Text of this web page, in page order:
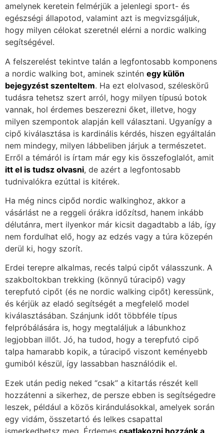
amelynek keretein felmérjük a jelenlegi sport- és
egészségi állapotod, valamint azt is megvizsgáljuk,
hogy milyen célokat szeretnél elérni a nordic walking
segítségével.
A felszerelést tekintve talán a legfontosabb komponens
a nordic walking bot, aminek szintén egy külön
bejegyzést szenteltem. Ha ezt elolvasod, széleskörű
tudásra tehetsz szert arról, hogy milyen típusú botok
vannak, hol érdemes beszerezni őket, illetve, hogy
milyen szempontok alapján kell választani. Ugyanígy a
cipő kiválasztása is kardinális kérdés, hiszen egyáltalán
nem mindegy, milyen lábbeliben járjuk a természetet.
Erről a témáról is írtam már egy kis összefoglalót, amit
itt el is tudsz olvasni, de azért a legfontosabb
tudnivalókra ezúttal is kitérek.
Ha még nincs cipőd nordic walkinghoz, akkor a
vásárlást ne a reggeli órákra időzítsd, hanem inkább
délutánra, mert ilyenkor már kicsit dagadtabb a láb, így
nem fordulhat elő, hogy az edzés vagy a túra közepén
derül ki, hogy szorít.
Erdei terepre alkalmas, recés talpú cipőt válasszunk. A
szakboltokban trekking (könnyű túracipő) vagy
terepfutó cipőt (és ne nordic walking cipőt) keressünk,
és kérjük az eladó segítségét a megfelelő model
kiválasztásában. Szánjunk időt többféle típus
felpróbálására is, hogy megtaláljuk a lábunkhoz
legjobban illőt. Jó, ha tudod, hogy a terepfutó cipő
talpa hamarabb kopik, a túracipő viszont keményebb
gumiból készül, így lassabban használódik el.
Ezek után pedig neked “csak” a kitartás részét kell
hozzátenni a sikerhez, de persze ebben is segítségedre
leszek, például a közös kirándulásokkal, amelyek során
egy vidám, összetartó és lelkes csapattal
ismerkedhetsz meg. Érdemes csatlakozni hozzánk a